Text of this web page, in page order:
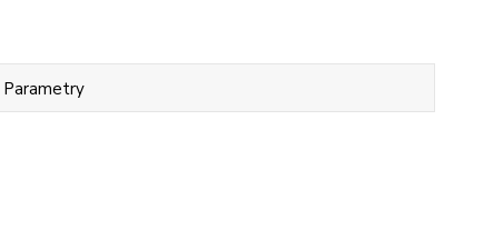
Parametry